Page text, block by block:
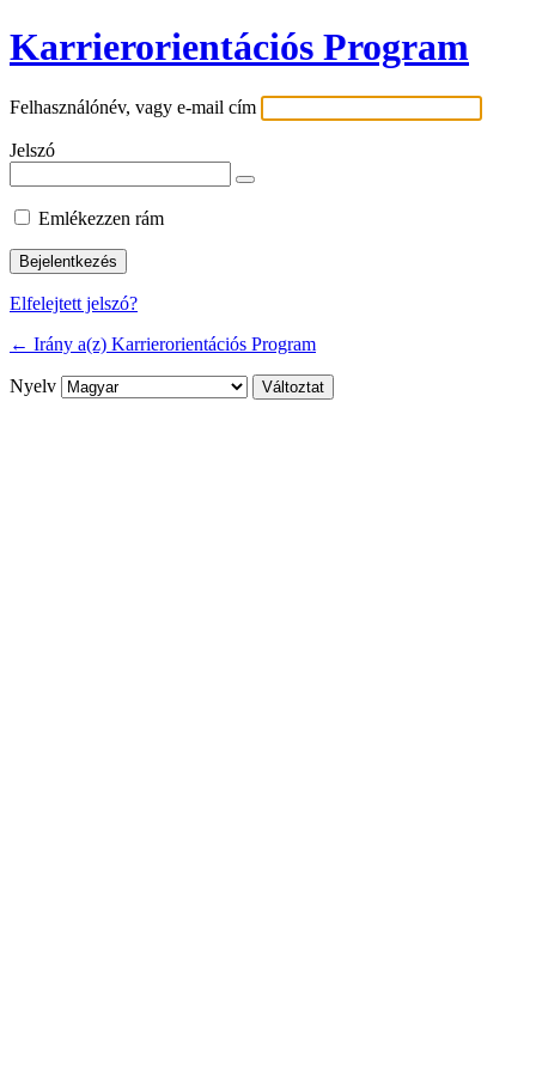
Karrierorientációs Program
Felhasználónév, vagy e-mail cím
Jelszó
Emlékezzen rám
Elfelejtett jelszó?
← Irány a(z) Karrierorientációs Program
Nyelv